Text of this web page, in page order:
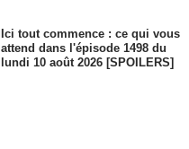
Ici tout commence : ce qui vous
attend dans l'épisode 1498 du
lundi 10 août 2026 [SPOILERS]